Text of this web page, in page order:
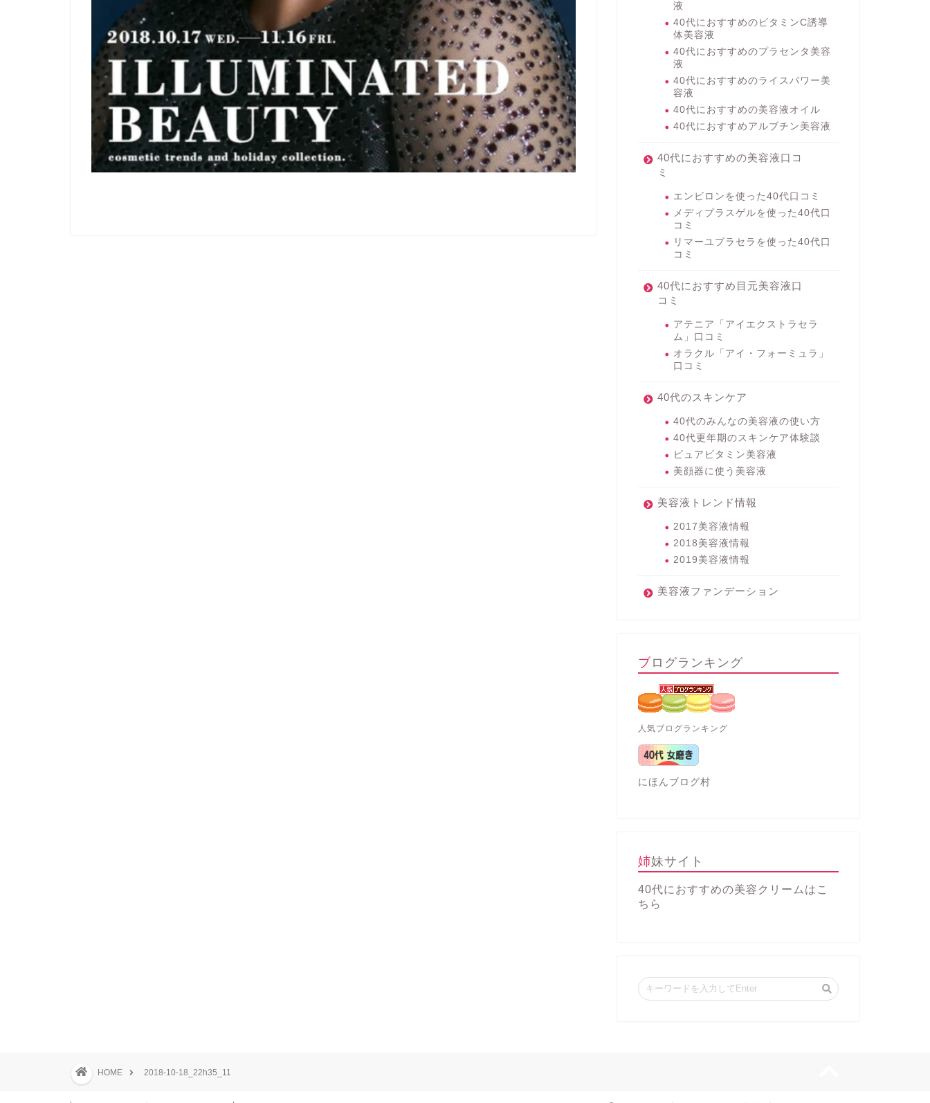
液
40代におすすめのビタミンC誘導
体美容液
40代におすすめのプラセンタ美容
液
40代におすすめのライスパワー美
容液
40代におすすめの美容液オイル
40代におすすめアルブチン美容液
40代におすすめの美容液口コ
ミ
エンビロンを使った40代口コミ
メディプラスゲルを使った40代口
コミ
リマーユプラセラを使った40代口
コミ
40代におすすめ目元美容液口
コミ
アテニア「アイエクストラセラ
ム」口コミ
オラクル「アイ・フォーミュラ」
口コミ
40代のスキンケア
40代のみんなの美容液の使い方
40代更年期のスキンケア体験談
ピュアビタミン美容液
美顔器に使う美容液
美容液トレンド情報
2017美容液情報
2018美容液情報
2019美容液情報
美容液ファンデーション
ブログランキング
人気ブログランキング
にほんブログ村
姉妹サイト
40代におすすめの美容クリーム はこ
ちら
HOME 2018-10-18_22h35_11